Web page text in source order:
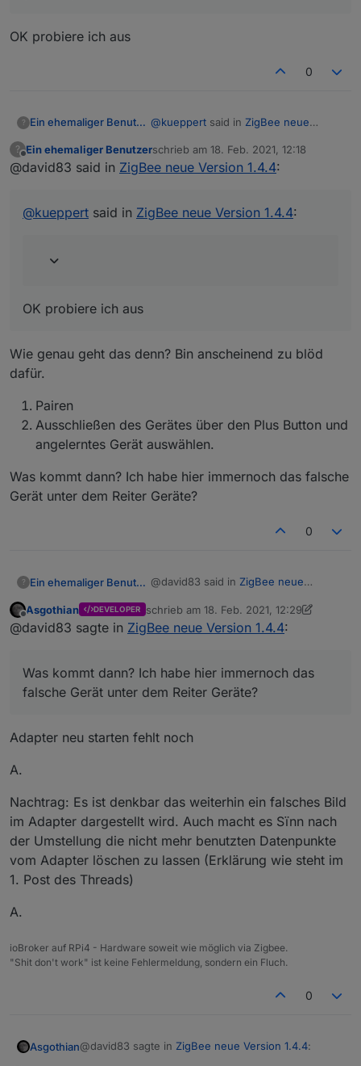
siehe:
https://github.com/Koenkk/zigbee2mq
Lösung?
OK probiere ich aus
0
? Ein ehemaliger Benutzer @kueppert said in ZigBee neue
@david83 sagte inZigBee neue
Kann ich den Aktor über die
?
Offline
Ein ehemaliger Benutzerschrieb am 18. Feb. 2021, 12:18
zuletzt editiert von
@david83 said in ZigBee neue Version 1.4.4:
@kueppert said in ZigBee neue Version 1.4.4:
OK probiere ich aus
Wie genau geht das denn? Bin anscheinend zu blöd
dafür.
Pairen
Ausschließen des Gerätes über den Plus Button und
angelerntes Gerät auswählen.
Was kommt dann? Ich habe hier immernoch das falsche
Gerät unter dem Reiter Geräte?
0
? Ein ehemaliger Benutzer @david83 said in ZigBee neue
@ kueppertsaid inZigBee neue
neue Version 1.4.4
Kann ich den Aktor
hast du es ggf einfach
schon mal probiert? Kaputt
geht da ja nix...
anscheinend zu blöd dafür.
Pairen
Ausschließen des Gerätes über
Gerät auswählen.
Was kommt dann? Ich habe hier
dem Reiter Geräte?
Offline
Asgothian DEVELOPER schrieb am 18. Feb. 2021, 12:29
zuletzt editiert von Asgothian
@david83 sagte in ZigBee neue Version 1.4.4:
Was kommt dann? Ich habe hier immernoch das
falsche Gerät unter dem Reiter Geräte?
Adapter neu starten fehlt noch
A.
Nachtrag: Es ist denkbar das weiterhin ein falsches Bild
im Adapter dargestellt wird. Auch macht es Sïnn nach
der Umstellung die nicht mehr benutzten Datenpunkte
vom Adapter löschen zu lassen (Erklärung wie steht im
1. Post des Threads)
A.
ioBroker auf RPi4 - Hardware soweit wie möglich via Zigbee.
"Shit don't work" ist keine Fehlermeldung, sondern ein Fluch.
0
Asgothian@david83 sagte in ZigBee neue Version 1.4.4: